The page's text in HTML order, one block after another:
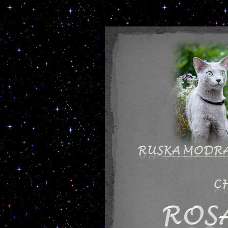
Turecka